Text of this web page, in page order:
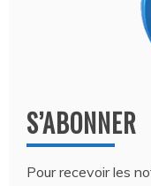
S’ABONNER
Pour recevoir les